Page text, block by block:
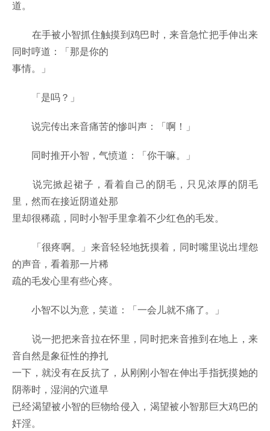
道。
在手被小智抓住触摸到鸡巴时，来音急忙把手伸出来
同时哼道：「那是你的
事情。」
「是吗？」
说完传出来音痛苦的惨叫声：「啊！」
同时推开小智，气愤道：「你干嘛。」
说完掀起裙子，看着自己的阴毛，只见浓厚的阴毛
里，然而在接近阴道处那
里却很稀疏，同时小智手里拿着不少红色的毛发。
「很疼啊。」来音轻轻地抚摸着，同时嘴里说出埋怨
的声音，看着那一片稀
疏的毛发心里有些心疼。
小智不以为意，笑道：「一会儿就不痛了。」
说一把把来音拉在怀里，同时把来音推到在地上，来
音自然是象征性的挣扎
一下，就没有在反抗了，从刚刚小智在伸出手指抚摸她的
阴蒂时，湿润的穴道早
已经渴望被小智的巨物给侵入，渴望被小智那巨大鸡巴的
奸淫。